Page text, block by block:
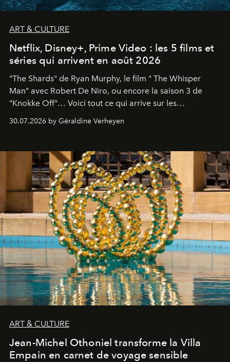
ART & CULTURE
Netflix, Disney+, Prime Video : les 5 films et
séries qui arrivent en août 2026
"The Shards" de Ryan Murphy, le film " The Whisper
Man" avec Robert De Niro, ou encore la saison 3 de
"Knokke Off"… Voici tout ce qui arrive sur les
plateformes de streaming en août 2026.
30.07.2026 by Géraldine Verheyen
ART & CULTURE
Jean-Michel Othoniel transforme la Villa
Empain en carnet de voyage sensible